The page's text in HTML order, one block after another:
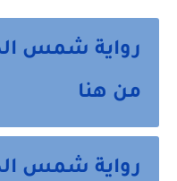
رواية شمس
من هنا
رواية شمس